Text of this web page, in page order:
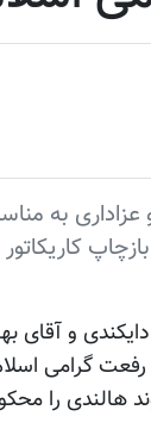
عزاداری به
دایکندی و
گرامی
هالندی را